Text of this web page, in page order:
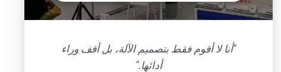
"أنا لا أقوم فقط بتصميم الآلة، بل أقف وراء
أدائها."